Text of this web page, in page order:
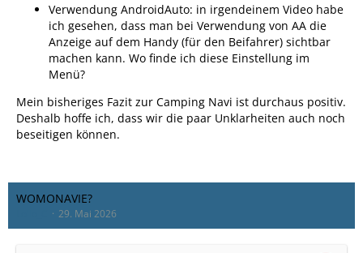
Verwendung AndroidAuto: in irgendeinem Video habe
ich gesehen, dass man bei Verwendung von AA die
Anzeige auf dem Handy (für den Beifahrer) sichtbar
machen kann. Wo finde ich diese Einstellung im
Menü?
Mein bisheriges Fazit zur Camping Navi ist durchaus positiv.
Deshalb hoffe ich, dass wir die paar Unklarheiten auch noch
beseitigen können.
WOMONAVIE?
29. Mai 2026